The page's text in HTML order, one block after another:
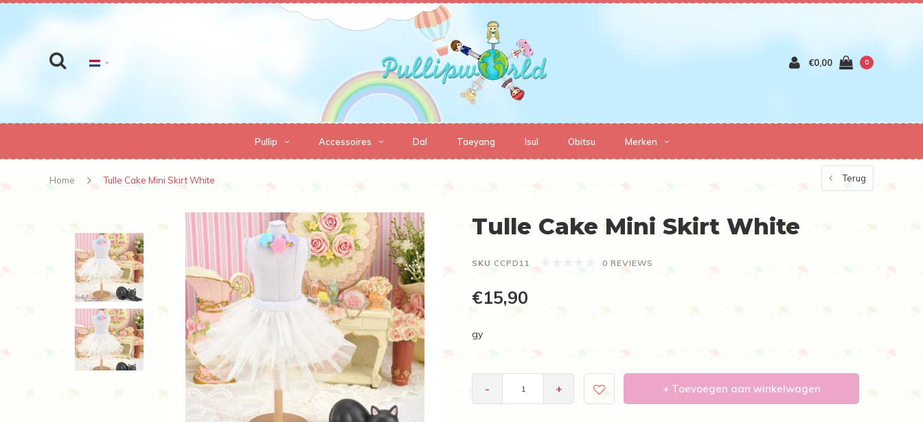
€0,00 0
Pullip Accessoires Dal Taeyang Isul Obitsu Merken
Home Tulle Cake Mini Skirt White Terug
Tulle Cake Mini Skirt White
SKU CCPD11 0 REVIEWS
€15,90
gy
- + + Toevoegen aan winkelwagen